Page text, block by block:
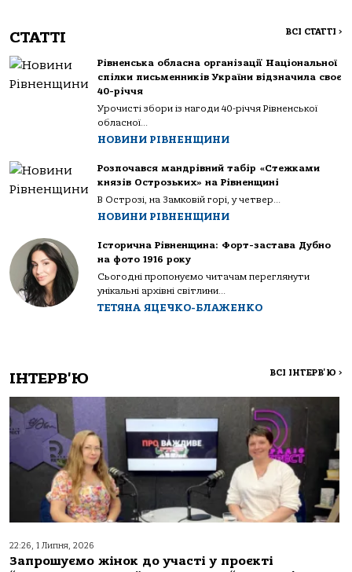
СТАТТІ ВСІ СТАТТІ >
Рівненська обласна організації Національної
спілки письменників України відзначила своє
40-річчя
Урочисті збори із нагоди 40-річчя Рівненської
обласної...
НОВИНИ РІВНЕНЩИНИ
Розпочався мандрівний табір «Стежками
князів Острозьких» на Рівненщині
В Острозі, на Замковій горі, у четвер...
НОВИНИ РІВНЕНЩИНИ
Історична Рівненщина: Форт-застава Дубно
на фото 1916 року
Сьогодні пропонуємо читачам переглянути
унікальні архівні світлини...
ТЕТЯНА ЯЦЕЧКО-БЛАЖЕНКО
ІНТЕРВ'Ю ВСІ ІНТЕРВ'Ю >
22:26, 1 Липня, 2026
Запрошуємо жінок до участі у проєкті